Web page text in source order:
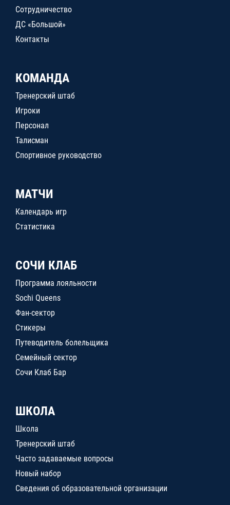
Сотрудничество
ДС «Большой»
Контакты
КОМАНДА
Тренерский штаб
Игроки
Персонал
Талисман
Спортивное руководство
МАТЧИ
Календарь игр
Статистика
СОЧИ КЛАБ
Программа лояльности
Sochi Queens
Фан-сектор
Стикеры
Путеводитель болельщика
Семейный сектор
Сочи Клаб Бар
ШКОЛА
Школа
Тренерский штаб
Часто задаваемые вопросы
Новый набор
Сведения об образовательной организации